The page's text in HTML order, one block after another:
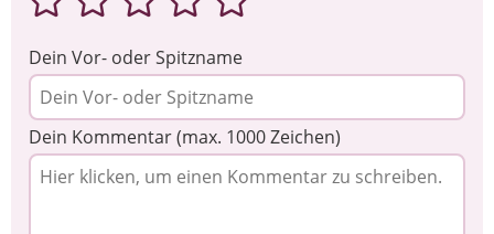
Dein Vor- oder Spitzname
Dein Kommentar (max. 1000 Zeichen)